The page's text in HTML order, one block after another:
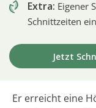
Extra: Eigener
Schnittzeiten
Jetzt
Er erreicht eine